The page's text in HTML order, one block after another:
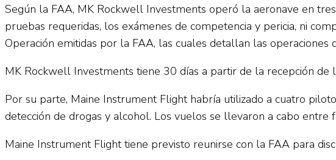
Según la FAA, MK Rockwell Investments operó la aeronave en
pruebas requeridas, los exámenes de competencia y pericia, ni
Operación emitidas por la FAA, las cuales detallan las
MK Rockwell Investments tiene 30 días a partir de la recepción de
Por su parte, Maine Instrument Flight habría utilizado a cuatro
detección de drogas y alcohol. Los vuelos se llevaron a cabo
Maine Instrument Flight tiene previsto reunirse con la FAA para